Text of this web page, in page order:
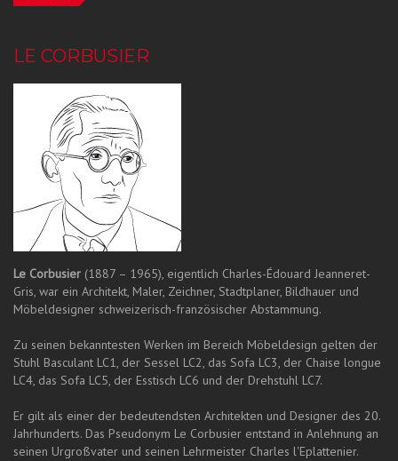
LE CORBUSIER
Le Corbusier (1887 – 1965), eigentlich Charles-Édouard Jeanneret-
Gris, war ein Architekt, Maler, Zeichner, Stadtplaner, Bildhauer und
Möbeldesigner schweizerisch-französischer Abstammung.
Zu seinen bekanntesten Werken im Bereich Möbeldesign gelten der
Stuhl Basculant LC1, der Sessel LC2, das Sofa LC3, der Chaise longue
LC4, das Sofa LC5, der Esstisch LC6 und der Drehstuhl LC7.
Er gilt als einer der bedeutendsten Architekten und Designer des 20.
Jahrhunderts. Das Pseudonym Le Corbusier entstand in Anlehnung an
seinen Urgroßvater und seinen Lehrmeister Charles l'Eplattenier.